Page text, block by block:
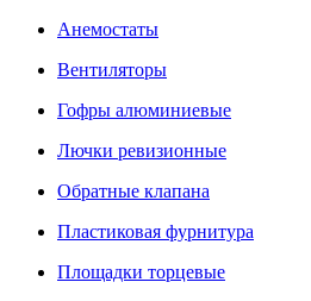
Анемостаты
Вентиляторы
Гофры алюминиевые
Лючки ревизионные
Обратные клапана
Пластиковая фурнитура
Площадки торцевые